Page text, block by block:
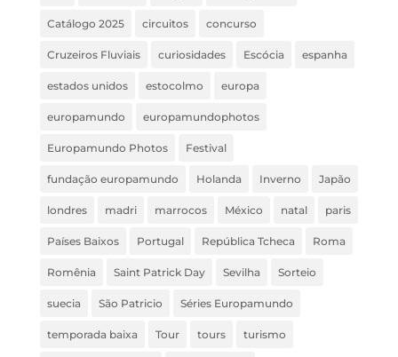
Catálogo 2025 circuitos concurso
Cruzeiros Fluviais curiosidades Escócia espanha
estados unidos estocolmo europa
europamundo europamundophotos
Europamundo Photos Festival
fundação europamundo Holanda Inverno Japão
londres madri marrocos México natal paris
Países Baixos Portugal República Tcheca Roma
Romênia Saint Patrick Day Sevilha Sorteio
suecia São Patricio Séries Europamundo
temporada baixa Tour tours turismo